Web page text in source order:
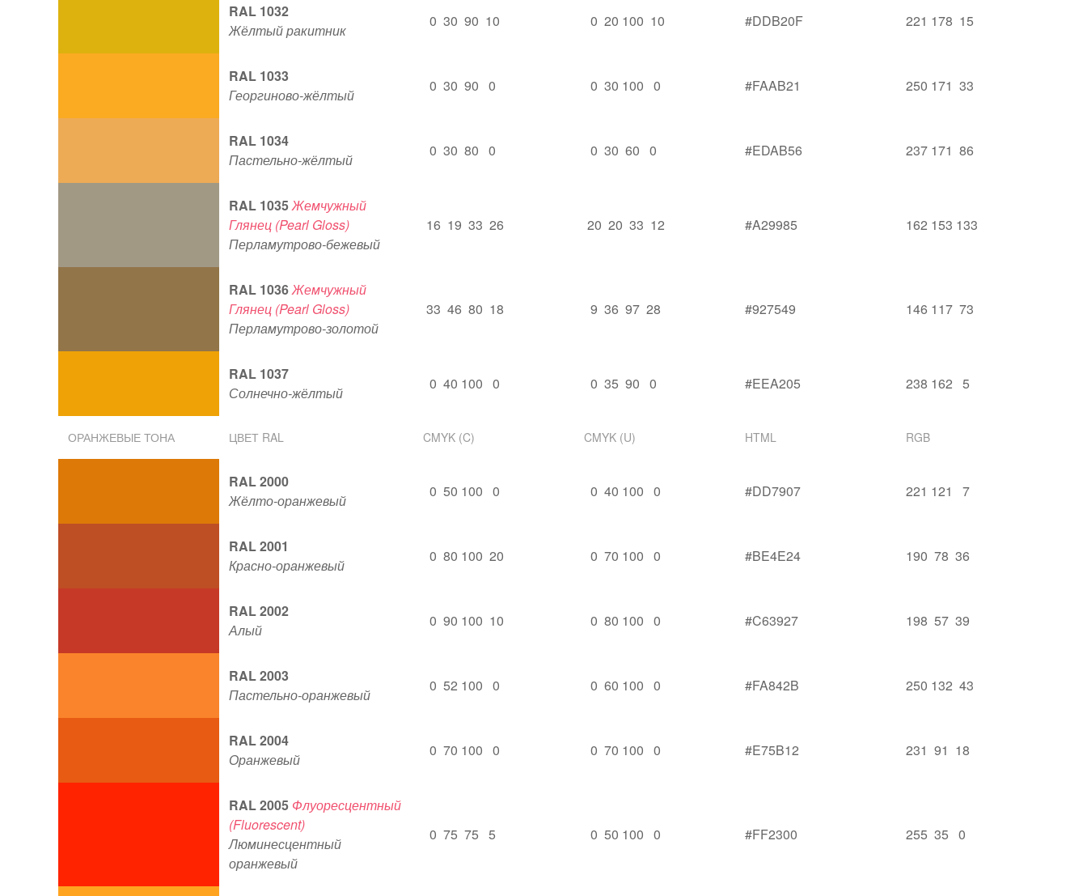
RAL 1032
Жёлтый ракитник
0 30 90 10 0 20 100 10 #DDB20F 221 178 15
RAL 1033
Георгиново-жёлтый
0 30 90 0 0 30 100 0 #FAAB21 250 171 33
RAL 1034
Пастельно-жёлтый
0 30 80 0 0 30 60 0 #EDAB56 237 171 86
RAL 1035Жемчужный
Глянец (Pearl Gloss)
Перламутрово-бежевый
16 19 33 26 20 20 33 12 #A29985 162 153 133
RAL 1036Жемчужный
Глянец (Pearl Gloss)
Перламутрово-золотой
33 46 80 18 9 36 97 28 #927549 146 117 73
RAL 1037
Солнечно-жёлтый
0 40 100 0 0 35 90 0 #EEA205 238 162 5
ОРАНЖЕВЫЕ ТОНА ЦВЕТ RAL CMYK (C) CMYK (U) HTML RGB
RAL 2000
Жёлто-оранжевый
0 50 100 0 0 40 100 0 #DD7907 221 121 7
RAL 2001
Красно-оранжевый
0 80 100 20 0 70 100 0 #BE4E24 190 78 36
RAL 2002
Алый
0 90 100 10 0 80 100 0 #C63927 198 57 39
RAL 2003
Пастельно-оранжевый
0 52 100 0 0 60 100 0 #FA842B 250 132 43
RAL 2004
Оранжевый
0 70 100 0 0 70 100 0 #E75B12 231 91 18
RAL 2005 Флуоресцентный
(Fluorescent)
Люминесцентный
оранжевый
0 75 75 5 0 50 100 0 #FF2300 255 35 0